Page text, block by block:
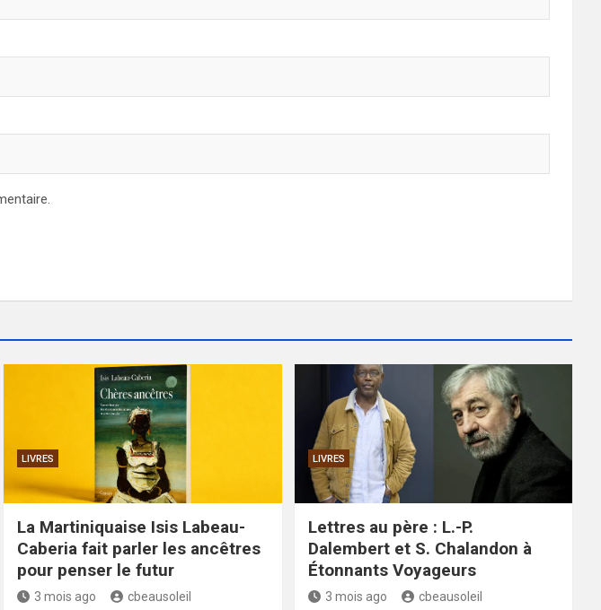
LIVRES
La Martiniquaise Isis Labeau-
Caberia fait parler les ancêtres
pour penser le futur
3 mois ago cbeausoleil
LIVRES
Lettres au père : L.-P.
Dalembert et S. Chalandon à
Étonnants Voyageurs
3 mois ago cbeausoleil